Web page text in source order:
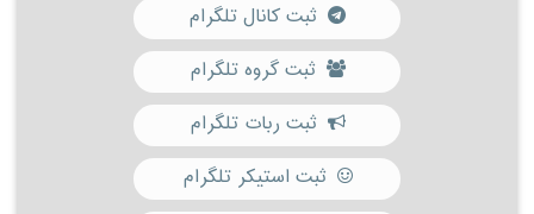
ثبت کانال تلگرام
ثبت گروه تلگرام
ثبت ربات تلگرام
ثبت استیکر تلگرام